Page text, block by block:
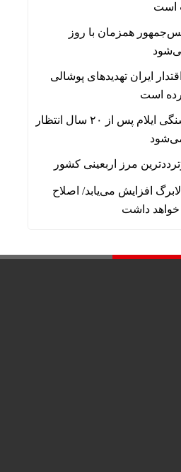
است
همزمان با روز
ایران تهدیدهای پوشالی
است
بزرگترین سازه سنگی ایلام پس از ۲۰ سال انتظار
می‌شود
مرز اربعینی کشور
افزایش می‌یابد/ اصلاح
خواهد داشت